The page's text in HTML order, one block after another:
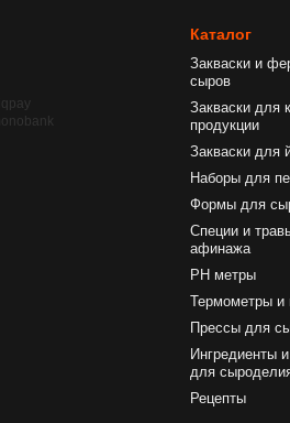
Каталог
Закваски и
сыров
Закваски для
продукции
Закваски для
Наборы для
Формы для
Специи и
афинажа
PH метры
Термометры и
Прессы для
Ингредиенты
для
Рецепты